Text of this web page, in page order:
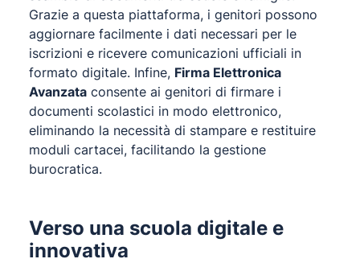
Grazie a questa piattaforma, i genitori possono
aggiornare facilmente i dati necessari per le
iscrizioni e ricevere comunicazioni ufficiali in
formato digitale. Infine, Firma Elettronica
Avanzata consente ai genitori di firmare i
documenti scolastici in modo elettronico,
eliminando la necessità di stampare e restituire
moduli cartacei, facilitando la gestione
burocratica.
Verso una scuola digitale e
innovativa